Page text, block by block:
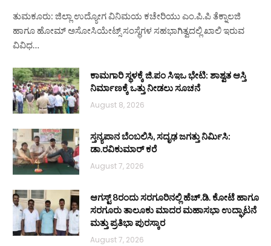
ತುಮಕೂರು: ಜಿಲ್ಲಾ ಉದ್ಯೋಗ ವಿನಿಮಯ ಕಚೇರಿಯು ಎಂ.ಪಿ.ಪಿ ತೆಕ್ನಾಲಜಿ
ಹಾಗೂ ಹೋಮ್ ಅಸೋಸಿಯೇಟ್ಸ್ ಸಂಸ್ಥೆಗಳ ಸಹಭಾಗಿತ್ವದಲ್ಲಿ ಖಾಲಿ ಇರುವ
ವಿವಿಧ…
ಕಾಮಗಾರಿ ಸ್ಥಳಕ್ಕೆ ಜಿ.ಪಂ ಸಿಇಒ ಭೇಟಿ: ಶಾಶ್ವತ ಆಸ್ತಿ
ನಿರ್ಮಾಣಕ್ಕೆ ಒತ್ತು ನೀಡಲು ಸೂಚನೆ
August 8, 2026
ಸ್ತನ್ಯಪಾನ ಬೆಂಬಲಿಸಿ, ಸದೃಢ ಜಗತ್ತು ನಿರ್ಮಿಸಿ:
ಡಾ.ರವಿಕುಮಾರ್ ಕರೆ
August 7, 2026
ಆಗಸ್ಟ್ 8ರಂದು ಸರಗೂರಿನಲ್ಲಿ ಹೆಚ್.ಡಿ. ಕೋಟೆ ಹಾಗೂ
ಸರಗೂರು ತಾಲೂಕು ಮಾದರ ಮಹಾಸಭಾ ಉದ್ಘಾಟನೆ
ಮತ್ತು ಪ್ರತಿಭಾ ಪುರಸ್ಕಾರ
August 7, 2026